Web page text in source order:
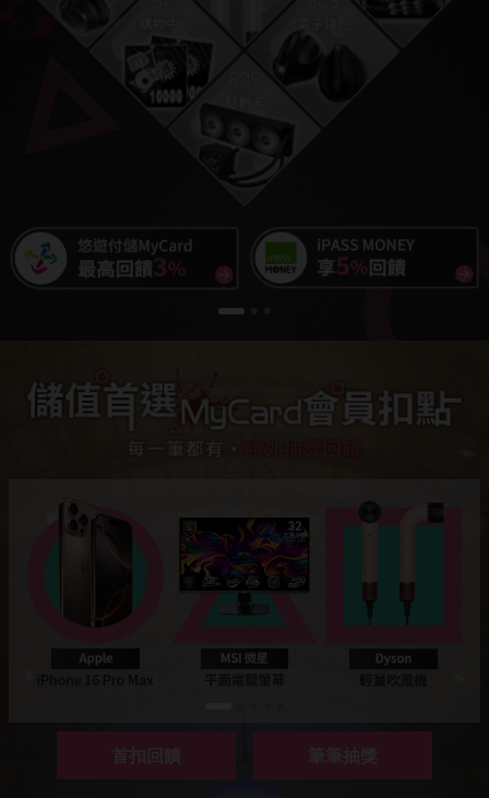
首扣回饋 筆筆抽獎